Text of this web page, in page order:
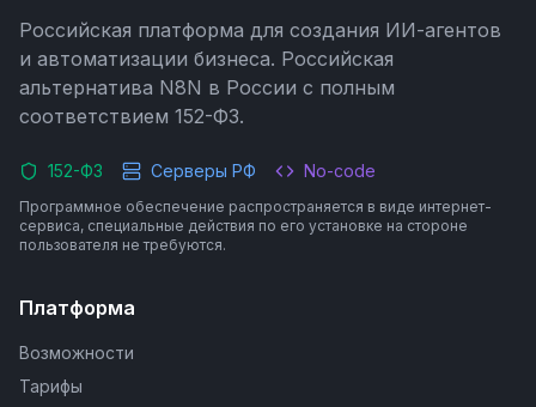
Российская платформа для создания ИИ-агентов
и автоматизации бизнеса. Российская
альтернатива N8N в России с полным
соответствием 152-ФЗ.
152-ФЗ Серверы РФ No-code
Программное обеспечение распространяется в виде интернет-
сервиса, специальные действия по его установке на стороне
пользователя не требуются.
Платформа
Возможности
Тарифы